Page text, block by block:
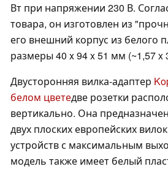
Вт при напряжении 230 В.
товара, он изготовлен из
его внешний корпус из белого
размеры 40 x 94 x 51 мм (~1,57 x
Двусторонняя вилка-адаптер
белом цветедве розетки
вертикально. Она
двух плоских европейских
устройств с максимальным
модель также имеет белый